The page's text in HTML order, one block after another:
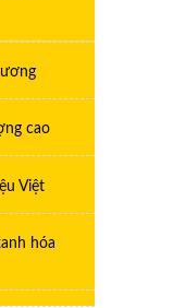
cao
Việt
hóa